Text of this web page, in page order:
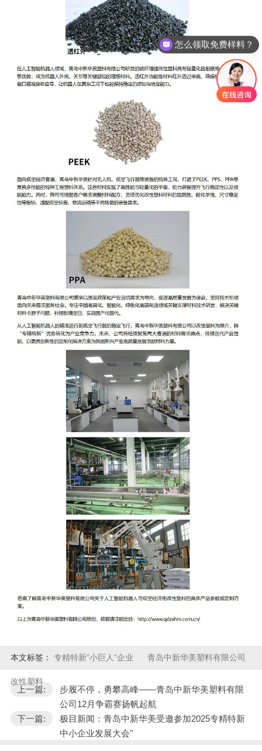
本文标签： 专精特新“小巨人”企业 青岛中新华美塑料有限公司
改性塑料
上一篇:
步履不停，勇攀高峰——青岛中新华美塑料有限
公司12月争霸赛扬帆起航
下一篇:
极目新闻：青岛中新华美受邀参加2025专精特新
中小企业发展大会"
怎么领取免费样料？
可以介绍下你们的产品么